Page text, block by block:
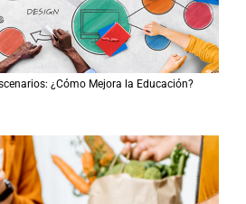
¿Cómo Mejora la Educación?